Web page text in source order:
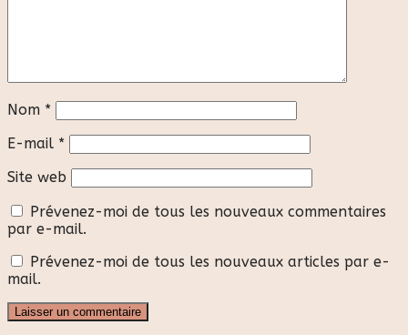
Nom *
E-mail *
Site web
Prévenez-moi de tous les nouveaux commentaires
par e-mail.
Prévenez-moi de tous les nouveaux articles par e-
mail.